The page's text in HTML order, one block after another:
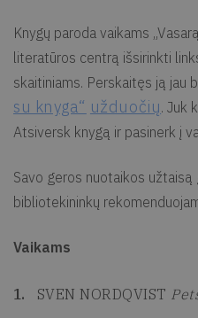
Knygų paroda vaikams
literatūros centrą išsirinkti
skaitiniams. Perskaitęs ją jau
su knyga“ užduočių. Juk
Atsiversk knygą ir pasinerk į
Savo geros nuotaikos užtaisą
bibliotekininkų
Vaikams
SVEN NORDQVIST